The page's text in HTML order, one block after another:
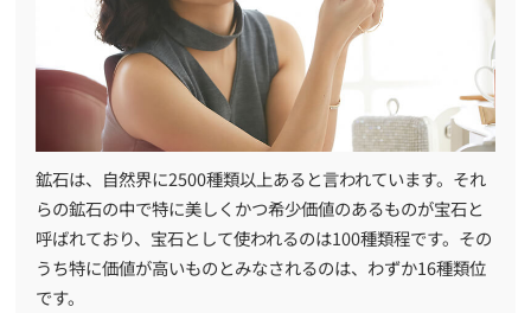
鉱石は、自然界に2500種類以上あると言われています。それ
らの鉱石の中で特に美しくかつ希少価値のあるものが宝石と
呼ばれており、宝石として使われるのは100種類程です。その
うち特に価値が高いものとみなされるのは、わずか16種類位
です。